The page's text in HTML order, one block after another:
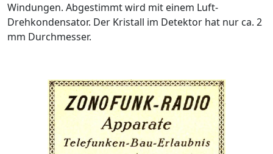
Windungen. Abgestimmt wird mit einem Luft-
Drehkondensator. Der Kristall im Detektor hat nur ca. 2
mm Durchmesser.